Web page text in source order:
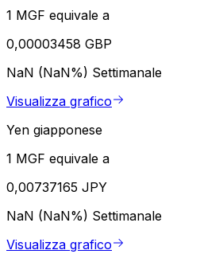
1 MGF equivale a
0,00003458 GBP
NaN (NaN%) Settimanale
Visualizza grafico
Yen giapponese
1 MGF equivale a
0,00737165 JPY
NaN (NaN%) Settimanale
Visualizza grafico